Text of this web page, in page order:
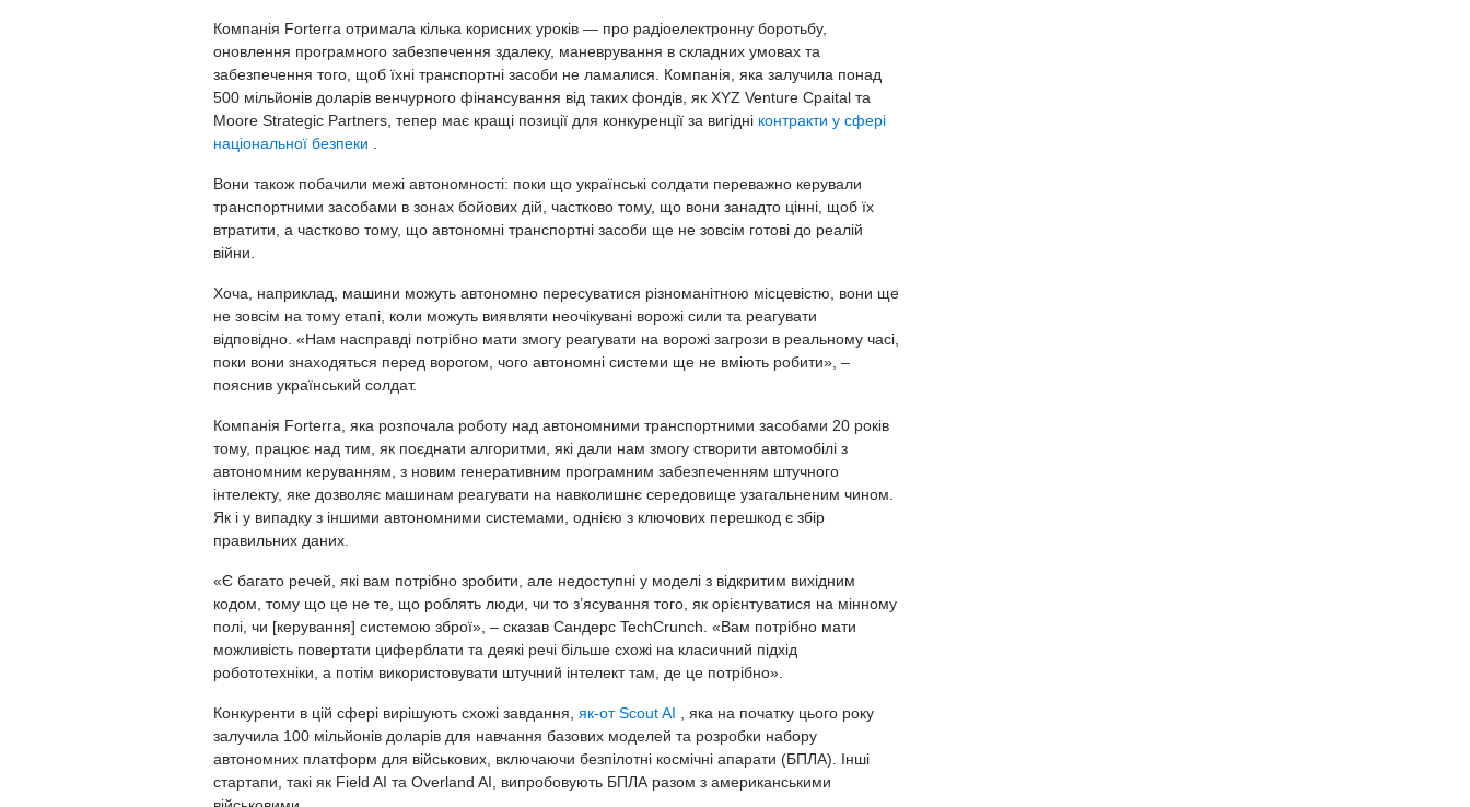
Компанія Forterra отримала кілька корисних уроків — про радіоелектронну боротьбу,
оновлення програмного забезпечення здалеку, маневрування в складних умовах та
забезпечення того, щоб їхні транспортні засоби не ламалися. Компанія, яка залучила понад
500 мільйонів доларів венчурного фінансування від таких фондів, як XYZ Venture Cpaital та
Moore Strategic Partners, тепер має кращі позиції для конкуренції за вигідні контракти у сфері
національної безпеки
Вони також побачили межі автономності: поки що українські солдати переважно керували
транспортними засобами в зонах бойових дій, частково тому, що вони занадто цінні, щоб їх
втратити, а частково тому, що автономні транспортні засоби ще не зовсім готові до реалій
війни.
Хоча, наприклад, машини можуть автономно пересуватися різноманітною місцевістю, вони ще
не зовсім на тому етапі, коли можуть виявляти неочікувані ворожі сили та реагувати
відповідно. «Нам насправді потрібно мати змогу реагувати на ворожі загрози в реальному часі,
поки вони знаходяться перед ворогом, чого автономні системи ще не вміють робити», –
пояснив український солдат.
Компанія Forterra, яка розпочала роботу над автономними транспортними засобами 20 років
тому, працює над тим, як поєднати алгоритми, які дали нам змогу створити автомобілі з
автономним керуванням, з новим генеративним програмним забезпеченням штучного
інтелекту, яке дозволяє машинам реагувати на навколишнє середовище узагальненим чином.
Як і у випадку з іншими автономними системами, однією з ключових перешкод є збір
правильних даних.
«Є багато речей, які вам потрібно зробити, але недоступні у моделі з відкритим вихідним
кодом, тому що це не те, що роблять люди, чи то з’ясування того, як орієнтуватися на мінному
полі, чи [керування] системою зброї», – сказав Сандерс TechCrunch. «Вам потрібно мати
можливість повертати циферблати та деякі речі більше схожі на класичний підхід
робототехніки, а потім використовувати штучний інтелект там, де це потрібно».
Конкуренти в цій сфері вирішують схожі завдання, як-от Scout AI
, яка на початку цього року
залучила 100 мільйонів доларів для навчання базових моделей та розробки набору
автономних платформ для військових, включаючи безпілотні космічні апарати (БПЛА). Інші
стартапи, такі як Field AI та Overland AI, випробовують БПЛА разом з американськими